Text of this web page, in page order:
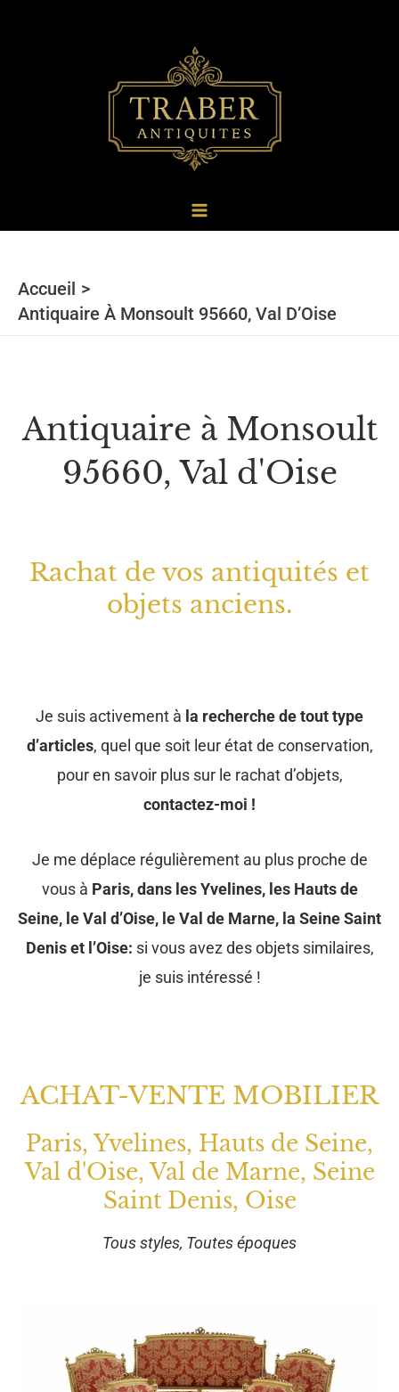
Accueil
Antiquaire À Monsoult 95660, Val D’Oise
Antiquaire à Monsoult
95660, Val d'Oise
Rachat de vos antiquités et
objets anciens.
Je suis activement à la recherche de tout type
d’articles, quel que soit leur état de conservation,
pour en savoir plus sur le rachat d’objets,
contactez-moi !
Je me déplace régulièrement au plus proche de
vous à Paris, dans les Yvelines, les Hauts de
Seine, le Val d’Oise, le Val de Marne, la Seine Saint
Denis et l’Oise: si vous avez des objets similaires,
je suis intéressé !
ACHAT-VENTE MOBILIER
Paris, Yvelines, Hauts de Seine,
Val d'Oise, Val de Marne, Seine
Saint Denis, Oise
Tous styles, Toutes époques